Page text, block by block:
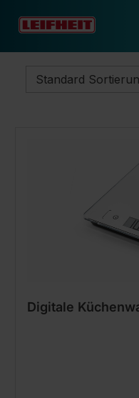
Zum Hauptinhalt springen
Digitale